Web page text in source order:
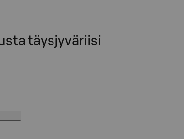
täysjyväriisi